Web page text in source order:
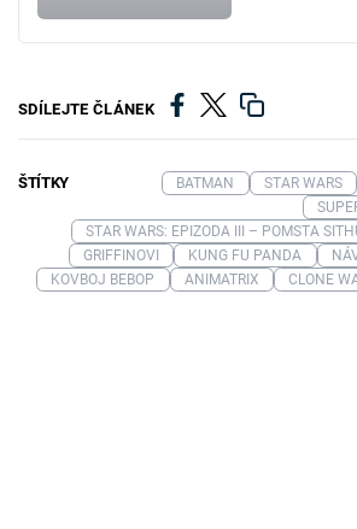
SDÍLEJTE ČLÁNEK
ŠTÍTKY BATMAN STAR WARS
STAR WARS: EPIZODA III – POMSTA
GRIFFINOVI
KUNG FU PANDA
KOVBOJ BEBOP
ANIMATRIX CLONE